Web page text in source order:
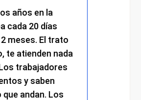
He recibido una atención
excelente desde el primer
momento. Desde la recepción
me atendieron con mucha
amabilidad y profesionalismo,
y el resto del personal
mantuvo el mismo nivel de